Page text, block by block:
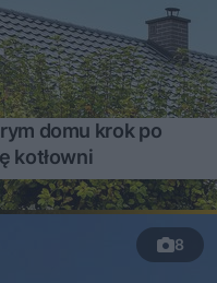
domu krok po
kotłowni
8